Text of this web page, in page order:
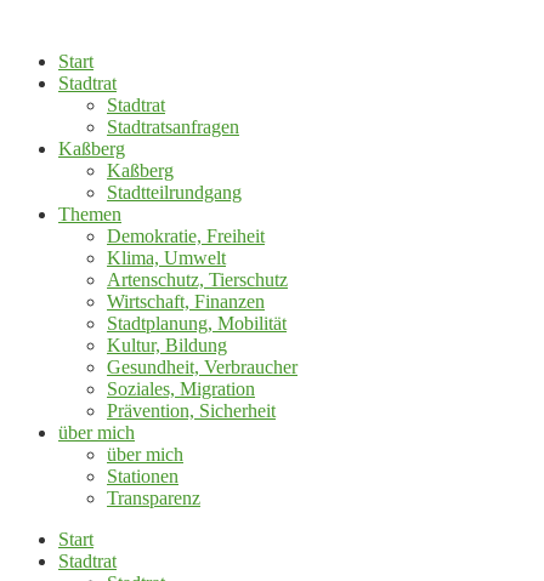
springenStart
Stadtrat
Stadtrat
Stadtratsanfragen
Kaßberg
Kaßberg
Stadtteilrundgang
Themen
Demokratie, Freiheit
Klima, Umwelt
Artenschutz, Tierschutz
Wirtschaft, Finanzen
Stadtplanung, Mobilität
Kultur, Bildung
Gesundheit, Verbraucher
Soziales, Migration
Prävention, Sicherheit
über mich
über mich
Stationen
Transparenz
Start
Stadtrat